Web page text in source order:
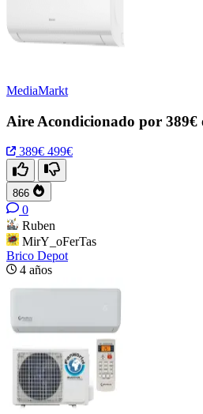
MediaMarkt
Aire Acondicionado por
389€ 499€
866
0
Ruben
MirY_oFerTas
Brico Depot
4 años